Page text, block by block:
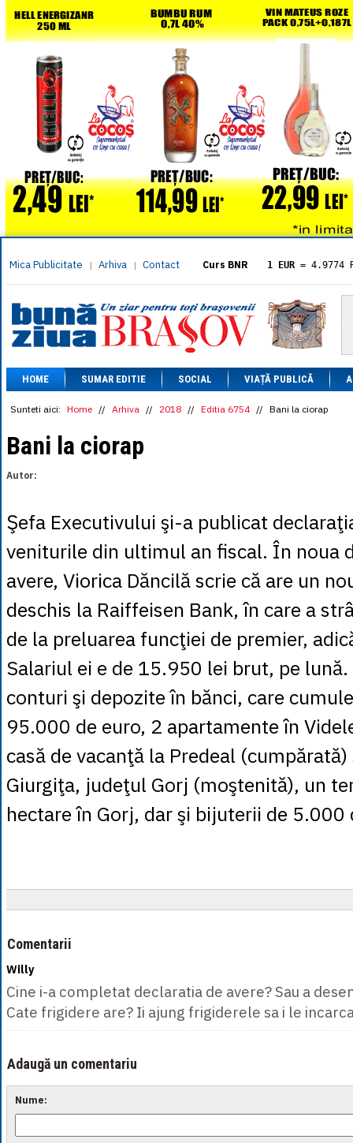
Mica Publicitate | Arhiva | Contact Curs BNR 1 EUR = 4.9774
= 5.8304
1 XAU= 464.4611
1 AED= 1.1933
1 AUD= 2.7957
1 BGN= 2.5449
1 CAD= 3.1559
1 CHF= 5.2813
1 CNY= 0.6015
1 MDL= 0.2538
= 0.2227
1 NOK
= 0.4191
1 PLN
= 1.1646
1 RUB= 0.0530
1 SEK= 0.4526
1 TRY= 0.1141
1 UAH= 0.1048
1 XDR= 5.9383
1 ZAR= 0.2318
HOME SUMAR EDITIE SOCIAL VIAȚĂ PUBLICĂ
Sunteti aici: Home // Arhiva // 2018 // Editia 6754 // Bani la ciorap
Bani la ciorap
Autor:
Şefa Executivului şi-a publicat
veniturile din ultimul an fiscal. În noua
avere, Viorica Dăncilă scrie că are un
deschis la Raiffeisen Bank, în care a
de la preluarea funcţiei de premier,
Salariul ei e de 15.950 lei brut, pe
conturi şi depozite în bănci, care
95.000 de euro, 2 apartamente în
casă de vacanţă la Predeal
Giurgiţa, judeţul Gorj (moştenită), un
hectare în Gorj, dar şi bijuterii de 5.000
Comentarii
Willy
Cine i-a completat declaratia de avere? Sau a
Cate frigidere are? Ii ajung frigiderele sa i le
Adaugă un comentariu
Nume: